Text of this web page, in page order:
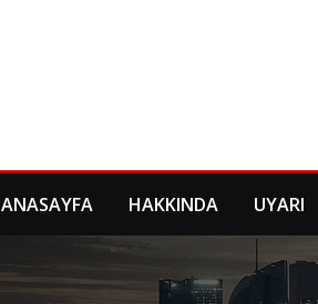
ANASAYFA HAKKINDA UYARI